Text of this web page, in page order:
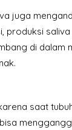
juga
produksi
di dalam
saat